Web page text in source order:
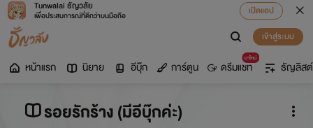
Tunwalai ธัญวลัย
เพื่อประสบการณ์ที่ดีกว่าบนมือถือ
เปิดแอป
เข้าสู่ระบบ
หน้าแรก นิยาย อีบุ๊ก การ์ตูน
มาใหม่
ดรีมแชท ธัญลิสต์
รอยรักร้าง (มีอีบุ๊กค่ะ)